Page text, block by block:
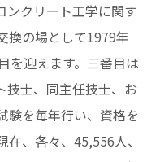
ンクリート工学に関す
換の場として1979年
を迎えます。三番目は
技士、同主任技士、お
験を毎年行い、資格を
、各々、45,556人、